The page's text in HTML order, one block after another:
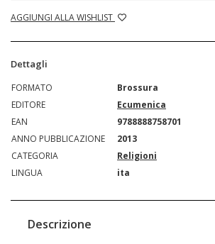
AGGIUNGI ALLA WISHLIST
Dettagli
FORMATO
Brossura
EDITORE
Ecumenica
EAN
9788888758701
ANNO PUBBLICAZIONE
2013
CATEGORIA
Religioni
LINGUA
ita
Descrizione